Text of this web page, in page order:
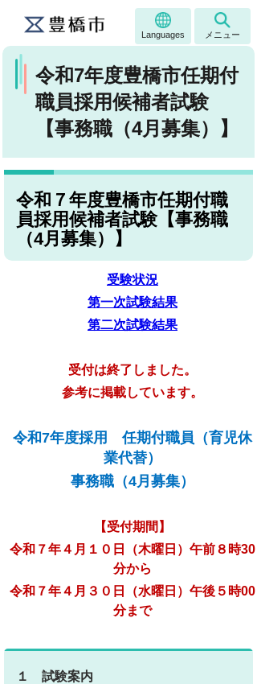
Languages メニュー
令和7年度豊橋市任期付
職員採用候補者試験
【事務職（4月募集）】
令和７年度豊橋市任期付職
員採用候補者試験【事務職
（4月募集）】
受験状況
第一次試験結果
第二次試験結果
受付は終了しました。
参考に掲載しています。
令和7年度採用 任期付職員（育児休
業代替）
事務職（4月募集）
【受付期間】
令和７年４月１０日（木曜日）午前８時30
分から
令和７年４月３０日（水曜日）午後５時00
分まで
１ 試験案内